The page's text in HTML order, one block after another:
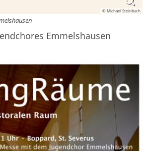
© Michael Steinbach
Emmelshausen